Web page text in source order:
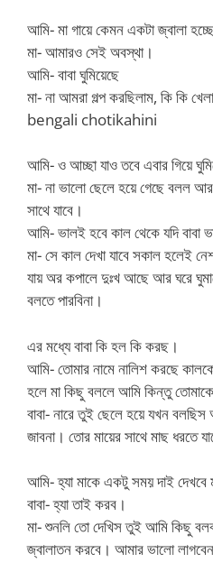
আমি- মা গায়ে কেমন একটা জ্বালা
মা- আমারও সেই অবস্থা।
আমি- বাবা ঘুমিয়েছে
মা- না আমরা গল্প করছিলাম, কি কি
bengali chotikahini
আমি- ও আচ্ছা যাও তবে এবার গিয়ে
মা- না ভালো ছেলে হয়ে গেছে বলল
সাথে যাবে।
আমি- ভালই হবে কাল থেকে যদি বাবা
মা- সে কাল দেখা যাবে সকাল হলেই
যায় অর কপালে দুঃখ আছে আর ঘরে
বলতে পারবিনা।
এর মধ্যে বাবা কি হল কি করছ।
আমি- তোমার নামে নালিশ করছে
হলে মা কিছু বললে আমি কিন্তু তোমাকে
বাবা- নারে তুই ছেলে হয়ে যখন
জাবনা। তোর মায়ের সাথে মাছ
আমি- হ্যা মাকে একটু সময় দাই
বাবা- হ্যা তাই করব।
মা- শুনলি তো দেখিস তুই আমি কিছু
জ্বালাতন করবে। আমার ভালো